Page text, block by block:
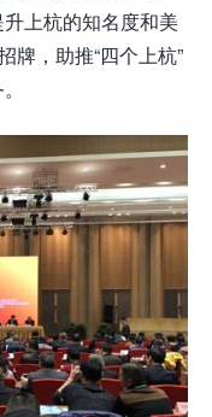
上杭的知名度和美
牌，助推“四个上杭”